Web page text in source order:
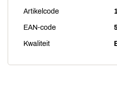
Artikelcode
EAN-code
Kwaliteit